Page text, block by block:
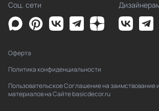
Соц. сети
Оферта
Политика конфиденциальности
Пользовательское Соглашение на заимствование
материалов на Сайте basicdecor.ru